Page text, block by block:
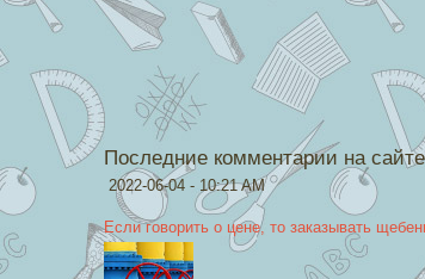
Последние комментарии на
2022-06-04 - 10:21 AM
Если говорить о цене, то заказывать